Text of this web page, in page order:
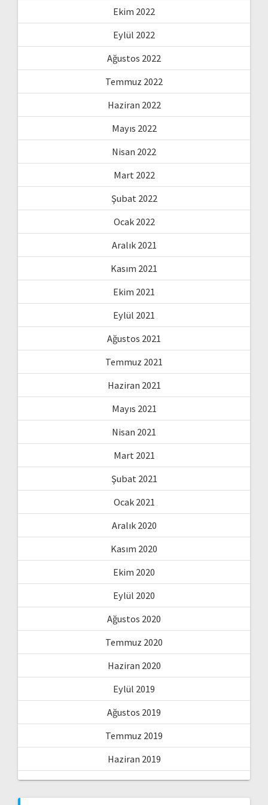
Ekim 2022
Eylül 2022
Ağustos 2022
Temmuz 2022
Haziran 2022
Mayıs 2022
Nisan 2022
Mart 2022
Şubat 2022
Ocak 2022
Aralık 2021
Kasım 2021
Ekim 2021
Eylül 2021
Ağustos 2021
Temmuz 2021
Haziran 2021
Mayıs 2021
Nisan 2021
Mart 2021
Şubat 2021
Ocak 2021
Aralık 2020
Kasım 2020
Ekim 2020
Eylül 2020
Ağustos 2020
Temmuz 2020
Haziran 2020
Eylül 2019
Ağustos 2019
Temmuz 2019
Haziran 2019